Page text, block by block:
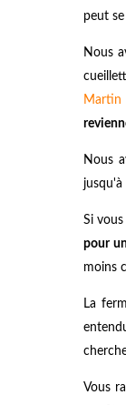
peut
Nous
Martin
Nous
jusqu'à
Si
pour
moins
La
Vous